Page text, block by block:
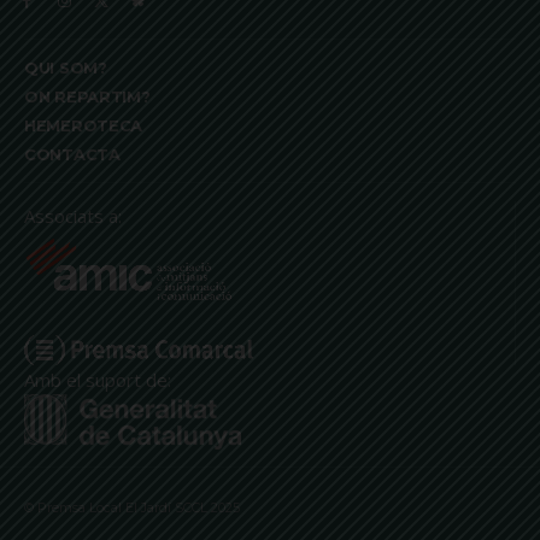
QUI SOM?
ON REPARTIM?
HEMEROTECA
CONTACTA
Associats a:
Amb el suport de:
© Premsa Local El Jardí SCCL 2025